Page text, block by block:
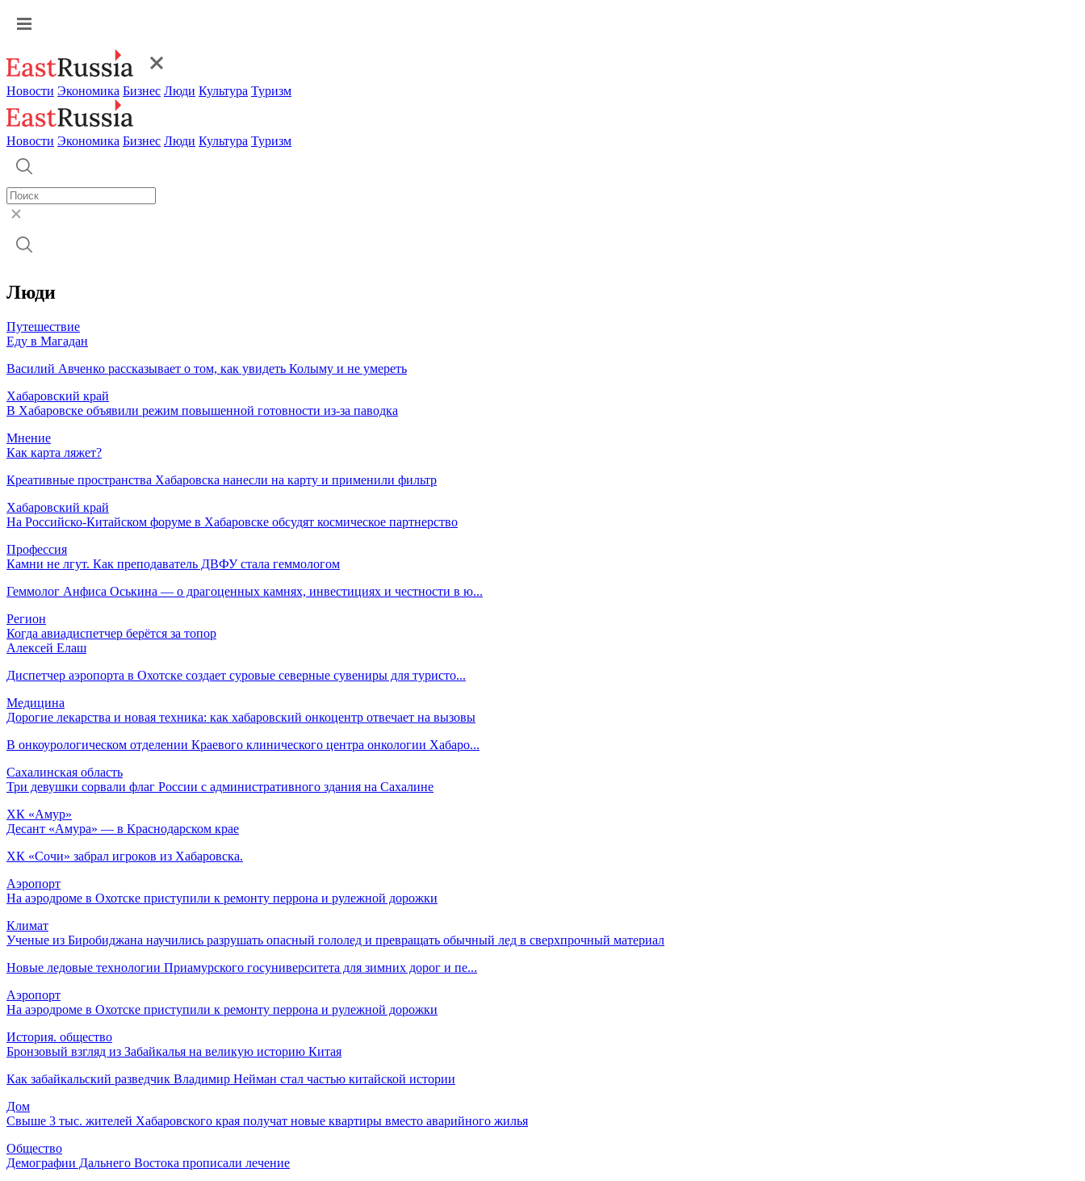
Новости Экономика Бизнес Люди Культура Туризм
Новости Экономика Бизнес Люди Культура Туризм
Люди
Путешествие
Еду в Магадан
Василий Авченко рассказывает о том, как увидеть Колыму и не умереть
Хабаровский край
В Хабаровске объявили режим повышенной готовности из‑за паводка
Мнение
Как карта ляжет?
Креативные пространства Хабаровска нанесли на карту и применили фильтр
Хабаровский край
На Российско-Китайском форуме в Хабаровске обсудят космическое партнерство
Профессия
Камни не лгут. Как преподаватель ДВФУ стала геммологом
Геммолог Анфиса Оськина — о драгоценных камнях, инвестициях и честности в ю...
Регион
Когда авиадиспетчер берётся за топор
Алексей Елаш
Диспетчер аэропорта в Охотске создает суровые северные сувениры для туристо...
Медицина
Дорогие лекарства и новая техника: как хабаровский онкоцентр отвечает на вызовы
В онкоурологическом отделении Краевого клинического центра онкологии Хабаро...
Сахалинская область
Три девушки сорвали флаг России с административного здания на Сахалине
ХК «Амур»
Десант «Амура» — в Краснодарском крае
ХК «Сочи» забрал игроков из Хабаровска.
Аэропорт
На аэродроме в Охотске приступили к ремонту перрона и рулежной дорожки
Климат
Ученые из Биробиджана научились разрушать опасный гололед и превращать обычный лед в сверхпрочный материал
Новые ледовые технологии Приамурского госуниверситета для зимних дорог и пе...
Аэропорт
На аэродроме в Охотске приступили к ремонту перрона и рулежной дорожки
История. общество
Бронзовый взгляд из Забайкалья на великую историю Китая
Как забайкальский разведчик Владимир Нейман стал частью китайской истории
Дом
Свыше 3 тыс. жителей Хабаровского края получат новые квартиры вместо аварийного жилья
Общество
Демографии Дальнего Востока прописали лечение